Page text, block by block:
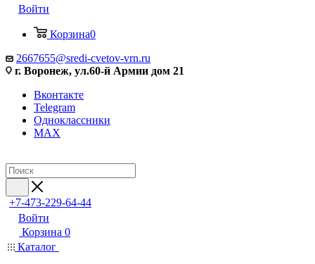
Войти
Корзина0
2667655@sredi-cvetov-vrn.ru
г. Воронеж, ул.60-й Армии дом 21
Вконтакте
Telegram
Одноклассники
MAX
+7-473-229-64-44
Войти
Корзина 0
Каталог